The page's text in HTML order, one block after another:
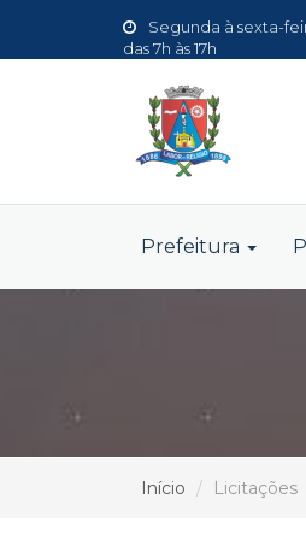
Segunda à sexta-
das 7h às 17h
Prefeitura
Início Licitações